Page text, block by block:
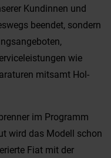
Kundinnen und
beendet, sondern
wie
mitsamt Hol-
im Programm
wird das Modell schon
Fiat mit der